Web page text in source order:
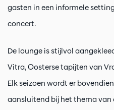
gasten in een informele
concert.
De lounge is stijlvol
Vitra, Oosterse tapijten van
Elk seizoen wordt er
aansluitend bij het thema van